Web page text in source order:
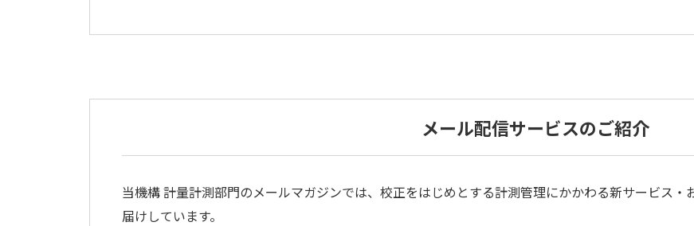
メール配信サービスのご紹介
当機構 計量計測部門のメールマガジンでは、校正をはじめとする計測管理にかかわる新サービス
届けしています。